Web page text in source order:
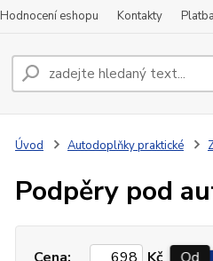
Hodnocení eshopu Kontakty
Úvod Autodoplňky praktické
Podpěry pod